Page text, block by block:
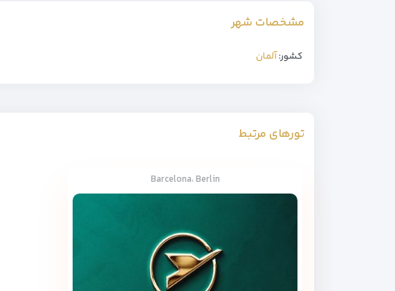
مشخصات شهر
کشور:آلمان
تورهای مرتبط
Barcelona، Berlin